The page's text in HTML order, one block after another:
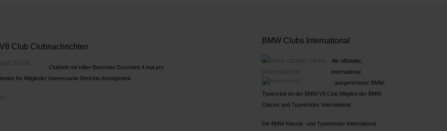
Club Clubnachrichten
Clubheft mit tollen Berichten Erscheint 4 mal pro
für Mitglieder Interessante Berichte Anzeigenteil.
BMW Clubs International
Als offizieller,
international
ausgerichteter BMW-
Typenclub ist der BMW V8 Club Mitglied der BMW
Classic and Typenclubs International.
Die BMW Klassik- und Typenclubs International